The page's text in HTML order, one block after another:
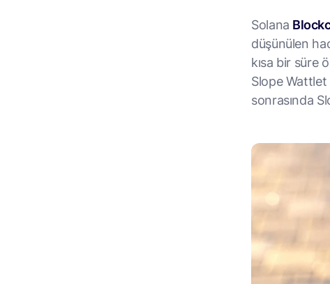
Solana
düşünülen
kısa bir süre
Slope Wattlet
sonrasında